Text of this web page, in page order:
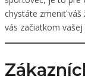
chystáte zmeniť
vás začiatkom vašej